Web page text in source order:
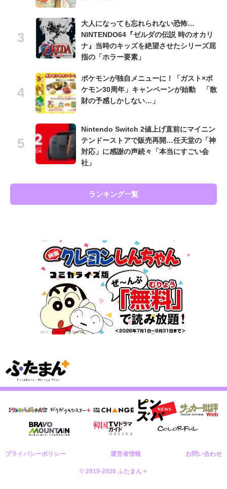
大人になっても忘れられない恐怖…
NINTENDO64『ゼルダの伝説 時のオカリ
ナ』当時のキッズを絶望させたシリーズ屈
指の「ホラー要素」
ポケモンが独自メニューに！「ガスト×ポ
ケモン30周年」キャンペーンが始動 「散
財の予感しかしない…」
Nintendo Switch 2値上げ直前にマイニン
テンドーストアで販売再開…任天堂の「神
対応」に感謝の声続々「本当にすごい会
社」
ランキング一覧
プライバシーポリシー 運営者情報 お問い合わせ
© 2019-2026 ふたまん＋